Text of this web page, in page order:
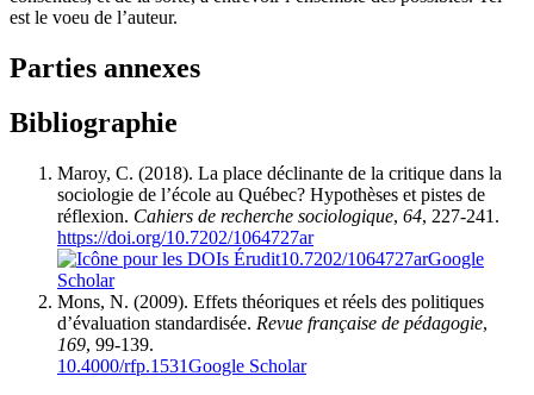
est le voeu de l’auteur.
Parties annexes
Bibliographie
Maroy, C. (2018). La place déclinante de la critique dans la
sociologie de l’école au Québec? Hypothèses et pistes de
réflexion. Cahiers de recherche sociologique, 64, 227-241.
https://doi.org/10.7202/1064727ar
10.7202/1064727arGoogle
Scholar
Mons, N. (2009). Effets théoriques et réels des politiques
d’évaluation standardisée. Revue française de pédagogie,
169, 99-139.
10.4000/rfp.1531Google Scholar